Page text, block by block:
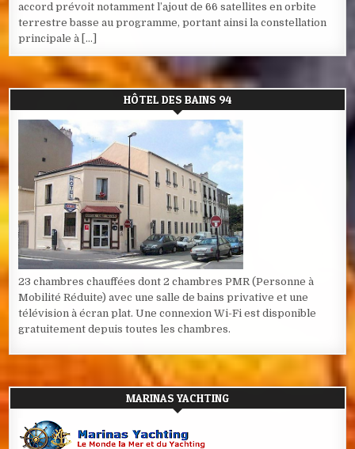
accord prévoit notamment l’ajout de 66 satellites en orbite
terrestre basse au programme, portant ainsi la constellation
principale à […]
HÔTEL DES BAINS 94
23 chambres chauffées dont 2 chambres PMR (Personne à
Mobilité Réduite) avec une salle de bains privative et une
télévision à écran plat. Une connexion Wi-Fi est disponible
gratuitement depuis toutes les chambres.
MARINAS YACHTING